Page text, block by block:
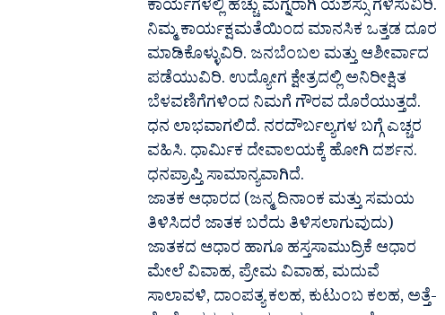
ಕಾರ್ಯಗಳಲ್ಲಿ ಹೆಚ್ಚು ಮಗ್ನರಾಗಿ ಯಶಸ್ಸು ಗಳಿಸುವಿರಿ.
ನಿಮ್ಮ ಕಾರ್ಯಕ್ಷಮತೆಯಿಂದ ಮಾನಸಿಕ ಒತ್ತಡ ದೂರ
ಮಾಡಿಕೊಳ್ಳುವಿರಿ. ಜನಬೆಂಬಲ ಮತ್ತು ಆಶೀರ್ವಾದ
ಪಡೆಯುವಿರಿ. ಉದ್ಯೋಗ ಕ್ಷೇತ್ರದಲ್ಲಿ ಅನಿರೀಕ್ಷಿತ
ಬೆಳವಣಿಗೆಗಳಿಂದ ನಿಮಗೆ ಗೌರವ ದೊರೆಯುತ್ತದೆ.
ಧನ ಲಾಭವಾಗಲಿದೆ. ನರದೌರ್ಬಲ್ಯಗಳ ಬಗ್ಗೆ ಎಚ್ಚರ
ವಹಿಸಿ. ಧಾರ್ಮಿಕ ದೇವಾಲಯಕ್ಕೆ ಹೋಗಿ ದರ್ಶನ.
ಧನಪ್ರಾಪ್ತಿ ಸಾಮಾನ್ಯವಾಗಿದೆ.
ಜಾತಕ ಆಧಾರದ (ಜನ್ಮ ದಿನಾಂಕ ಮತ್ತು ಸಮಯ
ತಿಳಿಸಿದರೆ ಜಾತಕ ಬರೆದು ತಿಳಿಸಲಾಗುವುದು)
ಜಾತಕದ ಆಧಾರ ಹಾಗೂ ಹಸ್ತಸಾಮುದ್ರಿಕೆ ಆಧಾರ
ಮೇಲೆ ವಿವಾಹ, ಪ್ರೇಮ ವಿವಾಹ, ಮದುವೆ
ಸಾಲಾವಳಿ, ದಾಂಪತ್ಯ ಕಲಹ, ಕುಟುಂಬ ಕಲಹ, ಅತ್ತೆ-